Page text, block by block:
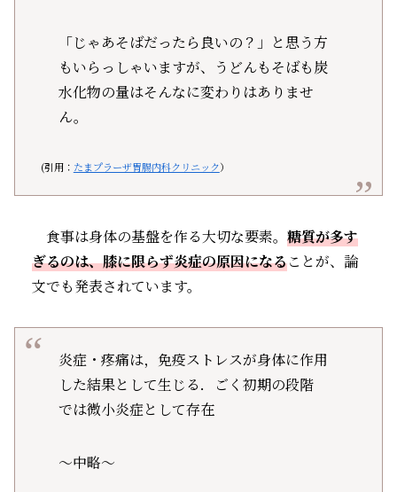
「じゃあそばだったら良いの？」と思う方
もいらっしゃいますが、うどんもそばも炭
水化物の量はそんなに変わりはありませ
ん。
(引用： たまプラーザ胃腸内科クリニック）
食事は身体の基盤を作る大切な要素。 糖質が多す
ぎるのは、膝に限らず炎症の原因になることが、論
文でも発表されています。
炎症・疼痛は，免疫ストレスが身体に作用
した結果として生じる．ごく初期の段階
では微小炎症として存在
～中略～